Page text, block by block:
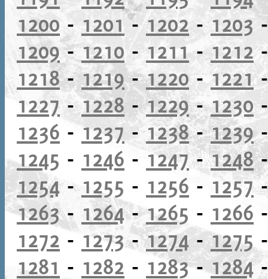
1200 - 1201 - 1202-1203
1209-1210 - 1211-1212
1218-1219-1220 -1221
1227 -1228-1229-1230
1236 -1237 -1238-1239
1245 - 1246 - 1247-1248
1254- 1255 - 1256 - 1257
1263- 1264-1265 - 1266
1272 - 1273-1274-1275
1281 - 1282 - 1283-1284